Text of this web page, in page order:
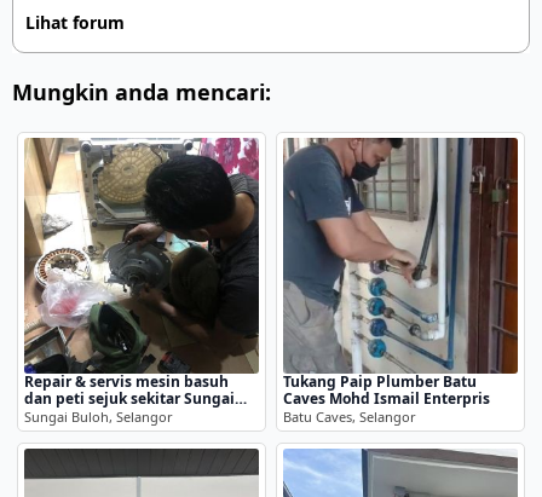
leper yang dibakar dan ditambah dengan bahan-bahan asas seperti
minyak zaitun, keju, dan herba. Pada tahun 1889, seorang tukang
masak bernama Raffaele Esposito mencipta Pizza […]
Lihat forum
Mungkin anda mencari:
Repair & servis mesin basuh
dan peti sejuk sekitar Sungai
Buloh
Sungai Buloh, Selangor
Tukang Paip Plumber Batu
Caves Mohd Ismail Enterpris
Batu Caves, Selangor